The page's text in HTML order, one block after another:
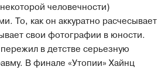
человечности)
То, как он аккуратно расчесывает
свои фотографии в юности.
в детстве серьезную
В финале «Утопии» Хайнц